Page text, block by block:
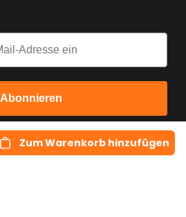
Abonnieren
Zum Warenkorb hinzufügen